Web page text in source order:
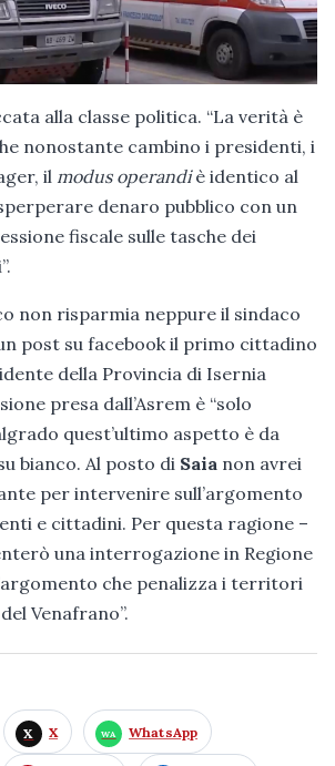
alla classe politica. “La verità è
nonostante cambino i presidenti, i
il modus operandiè identico al
denaro pubblico con un
fiscale sulle tasche dei
non risparmia neppure il sindaco
post su facebook il primo cittadino
della Provincia di Isernia
presa dall’Asrem è “solo
quest’ultimo aspetto è da
bianco. Al posto di Saia non avrei
per intervenire sull’argomento
e cittadini. Per questa ragione –
una interrogazione in Regione
che penalizza i territori
Venafrano”.
X WhatsApp